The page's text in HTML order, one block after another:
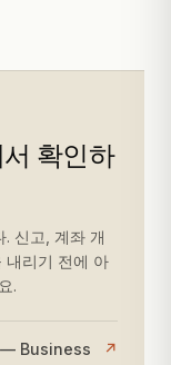
확인하
신고, 계좌 개
내리기 전에 아
.
— Business
↗